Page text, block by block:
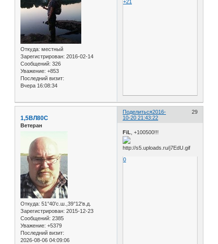
Откуда: местный
Зарегистрирован: 2016-02-14
Сообщений: 326
Уважение: +853
Последний визит:
Вчера 16:08:34
+21
Поделиться 29
2016-
10-20 21:43:22
1,5ВЛ80С
Ветеран
Откуда: 51°40′с.ш.,39°12'в.д.
Зарегистрирован: 2015-12-23
Сообщений: 2385
Уважение: +5379
Последний визит:
2026-08-06 04:09:06
FiL , +100500!!!
0